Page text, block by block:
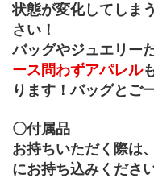
状態が変化してしま
さい！
バッグやジュエリー
ース問わずアパレル
ります！バッグとご
〇付属品
お持ちいただく際は
にお持ち込みくださ